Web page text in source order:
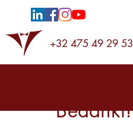
+32 475 49 29 53
Bedankt!